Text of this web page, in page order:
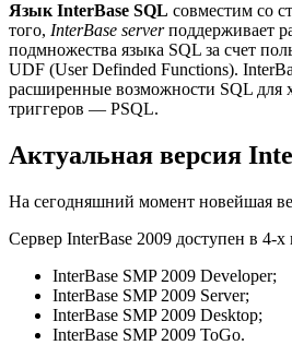
Язык InterBase SQL совместим со
того, InterBase serverподдерживает
подмножества языка SQL за счет
UDF (User Definded Functions).
расширенные возможности SQL для
триггеров — PSQL.
Актуальная версия
На сегодняшний момент новейшая
Сервер InterBase 2009 доступен в 4-х
InterBase SMP 2009 Developer;
InterBase SMP 2009 Server;
InterBase SMP 2009 Desktop;
InterBase SMP 2009 ToGo.